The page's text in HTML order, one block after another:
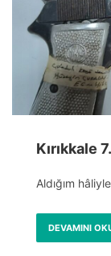
Kırıkkale
Aldığım
DEVAMINI